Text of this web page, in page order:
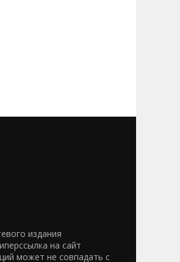
издания
на сайт
может не совпадать с